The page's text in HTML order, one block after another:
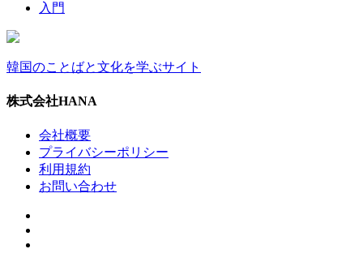
入門
韓国のことばと文化を学ぶサイト
株式会社HANA
会社概要
プライバシーポリシー
利用規約
お問い合わせ